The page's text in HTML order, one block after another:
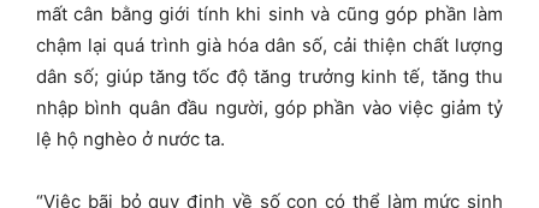
mất cân bằng giới tính khi sinh và cũng góp phần làm
chậm lại quá trình già hóa dân số, cải thiện chất lượng
dân số; giúp tăng tốc độ tăng trưởng kinh tế, tăng thu
nhập bình quân đầu người, góp phần vào việc giảm tỷ
lệ hộ nghèo ở nước ta.
“Việc bãi bỏ quy định về số con có thể làm mức sinh